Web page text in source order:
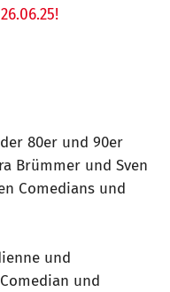
80er und 90er
Brümmer und Sven
Comedians und
und
und